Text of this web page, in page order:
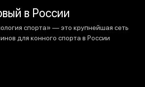
в России
спорта» — это крупнейшая сеть
для конного спорта в России